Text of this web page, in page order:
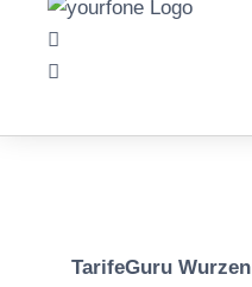
TarifeGuru Wurzen